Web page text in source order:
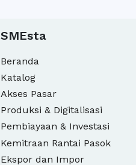
SMEsta
Beranda
Katalog
Akses Pasar
Produksi & Digitalisasi
Pembiayaan & Investasi
Kemitraan Rantai Pasok
Ekspor dan Impor